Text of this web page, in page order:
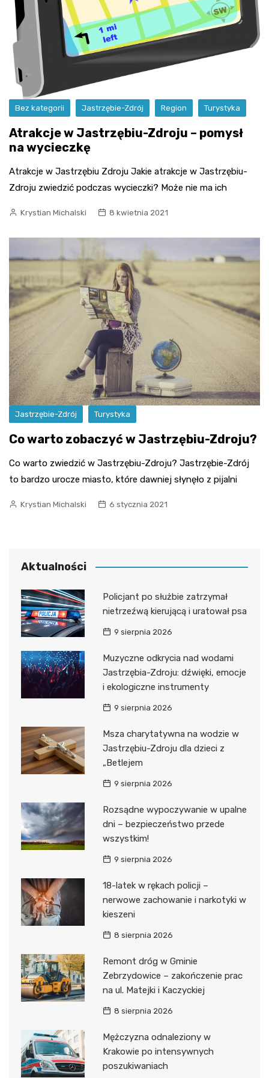
Bez kategorii Jastrzębie-Zdrój Region Turystyka
Atrakcje w Jastrzębiu-Zdroju – pomysł
na wycieczkę
Atrakcje w Jastrzębiu Zdroju Jakie atrakcje w Jastrzębiu-
Zdroju zwiedzić podczas wycieczki? Może nie ma ich
Krystian Michalski 8 kwietnia 2021
Jastrzębie-Zdrój Turystyka
Co warto zobaczyć w Jastrzębiu-Zdroju?
Co warto zwiedzić w Jastrzębiu-Zdroju? Jastrzębie-Zdrój
to bardzo urocze miasto, które dawniej słynęło z pijalni
Krystian Michalski 6 stycznia 2021
Aktualności
Policjant po służbie zatrzymał
nietrzeźwą kierującą i uratował psa
9 sierpnia 2026
Muzyczne odkrycia nad wodami
Jastrzębia-Zdroju: dźwięki, emocje
i ekologiczne instrumenty
9 sierpnia 2026
Msza charytatywna na wodzie w
Jastrzębiu-Zdroju dla dzieci z
„Betlejem
9 sierpnia 2026
Rozsądne wypoczywanie w upalne
dni – bezpieczeństwo przede
wszystkim!
9 sierpnia 2026
18-latek w rękach policji –
nerwowe zachowanie i narkotyki w
kieszeni
8 sierpnia 2026
Remont dróg w Gminie
Zebrzydowice – zakończenie prac
na ul. Matejki i Kaczyckiej
8 sierpnia 2026
Mężczyzna odnaleziony w
Krakowie po intensywnych
poszukiwaniach